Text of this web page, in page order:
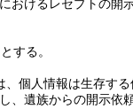
おけるレセプトの開
する。
、個人情報は生存す
、遺族からの開示依